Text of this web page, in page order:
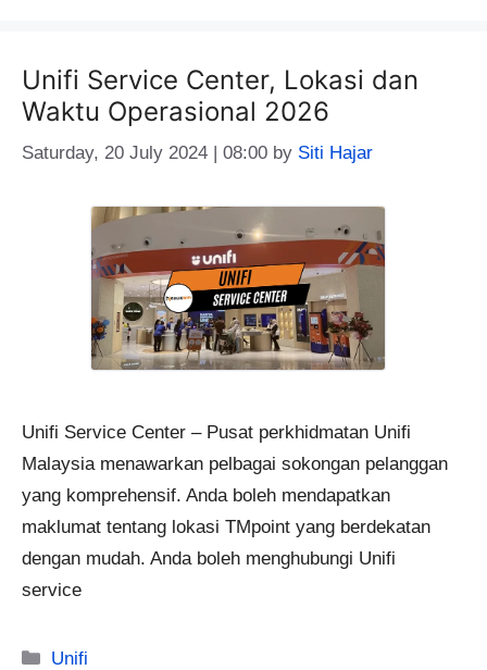
Unifi Service Center, Lokasi dan
Waktu Operasional 2026
Saturday, 20 July 2024 | 08:00 by Siti Hajar
Unifi Service Center – Pusat perkhidmatan Unifi
Malaysia menawarkan pelbagai sokongan pelanggan
yang komprehensif. Anda boleh mendapatkan
maklumat tentang lokasi TMpoint yang berdekatan
dengan mudah. Anda boleh menghubungi Unifi
service
Categories
Unifi